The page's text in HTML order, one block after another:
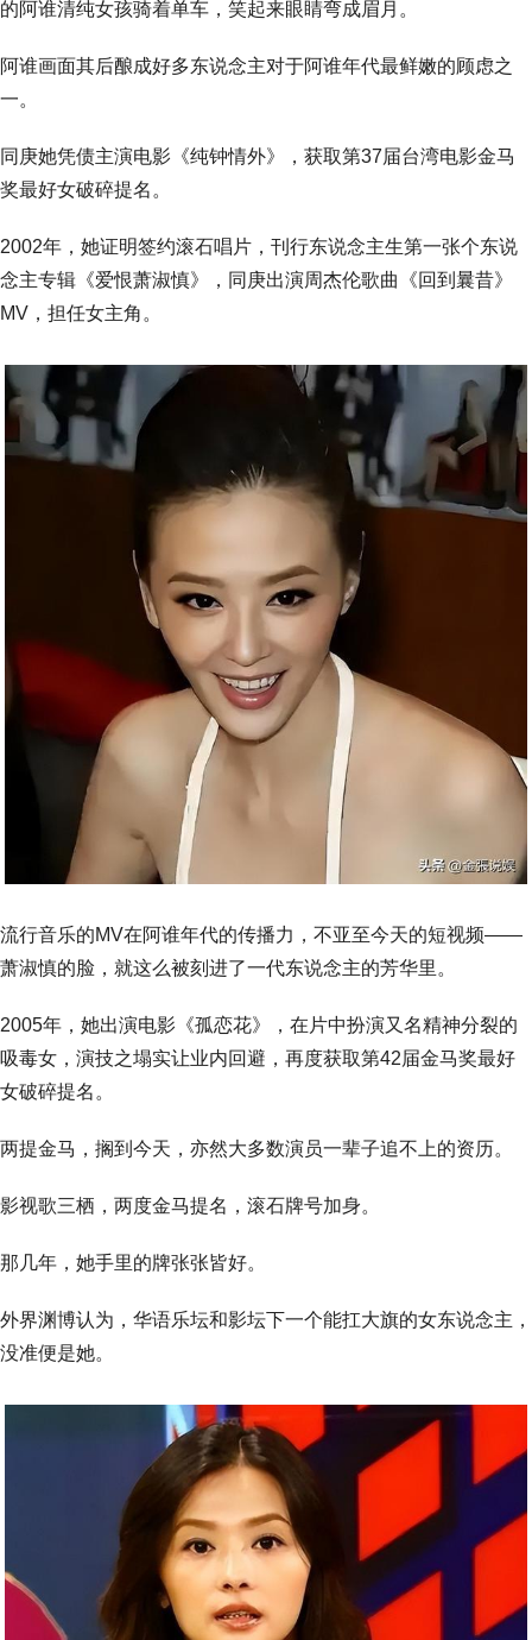
的阿谁清纯女孩骑着单车，笑起来眼睛弯成眉月。
阿谁画面其后酿成好多东说念主对于阿谁年代最鲜嫩的顾虑之
一。
同庚她凭债主演电影《纯钟情外》，获取第37届台湾电影金马
奖最好女破碎提名。
2002年，她证明签约滚石唱片，刊行东说念主生第一张个东说
念主专辑《爱恨萧淑慎》，同庚出演周杰伦歌曲《回到曩昔》
MV，担任女主角。
流行音乐的MV在阿谁年代的传播力，不亚至今天的短视频——
萧淑慎的脸，就这么被刻进了一代东说念主的芳华里。
2005年，她出演电影《孤恋花》，在片中扮演又名精神分裂的
吸毒女，演技之塌实让业内回避，再度获取第42届金马奖最好
女破碎提名。
两提金马，搁到今天，亦然大多数演员一辈子追不上的资历。
影视歌三栖，两度金马提名，滚石牌号加身。
那几年，她手里的牌张张皆好。
外界渊博认为，华语乐坛和影坛下一个能扛大旗的女东说念主，
没准便是她。